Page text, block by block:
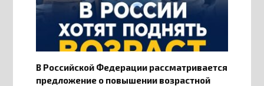
В Российской Федерации рассматривается
предложение о повышении возрастной